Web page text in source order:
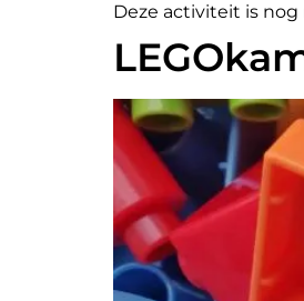
Deze activiteit is